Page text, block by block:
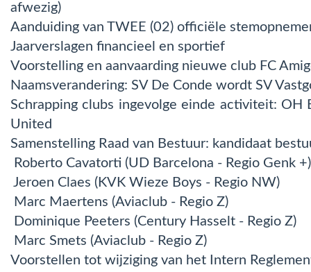
afwezig)
Aanduiding van TWEE (02) officiële
Jaarverslagen financieel en sportief
Voorstelling en aanvaarding nieuwe club FC
Naamsverandering: SV De Conde wordt SV
Schrapping clubs ingevolge einde activiteit: OH
United
Samenstelling Raad van Bestuur: kandidaat
Roberto Cavatorti (UD Barcelona - Regio Genk +)
Jeroen Claes (KVK Wieze Boys - Regio NW)
Marc Maertens (Aviaclub - Regio Z)
Dominique Peeters (Century Hasselt - Regio Z)
Marc Smets (Aviaclub - Regio Z)
Voorstellen tot wijziging van het Intern